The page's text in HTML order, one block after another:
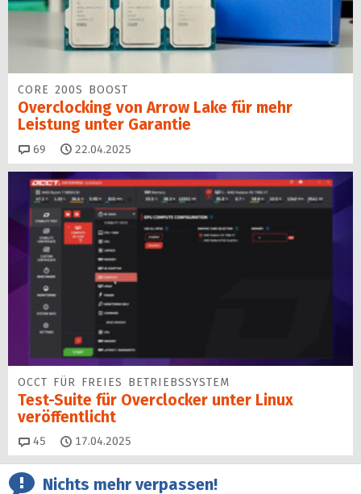
CORE 200S BOOST
Overclocking von Arrow Lake für mehr
Leistung unter Garantie
69 Kommentare
22.04.2025
OCCT FÜR FREIES BETRIEBSSYSTEM
Test-Suite für Overclocker unter Linux
veröffentlicht
45 Kommentare
17.04.2025
Nichts mehr verpassen!